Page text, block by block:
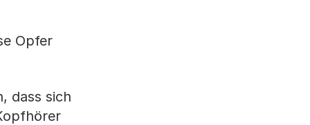
Opfer
dass sich